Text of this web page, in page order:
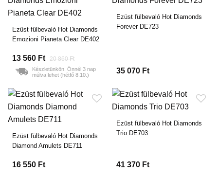
Ezüst fülbevaló Hot Diamonds
Emozioni Pianeta Clear DE402
13 560 Ft 20 860 Ft
Készletünkön. Önnél 3 nap
múlva lehet (hétfő 8.10.)
Ezüst fülbevaló Hot Diamonds
Forever DE723
35 070 Ft
Ezüst fülbevaló Hot Diamonds
Diamond Amulets DE711
16 550 Ft
Ezüst fülbevaló Hot Diamonds
Trio DE703
41 370 Ft